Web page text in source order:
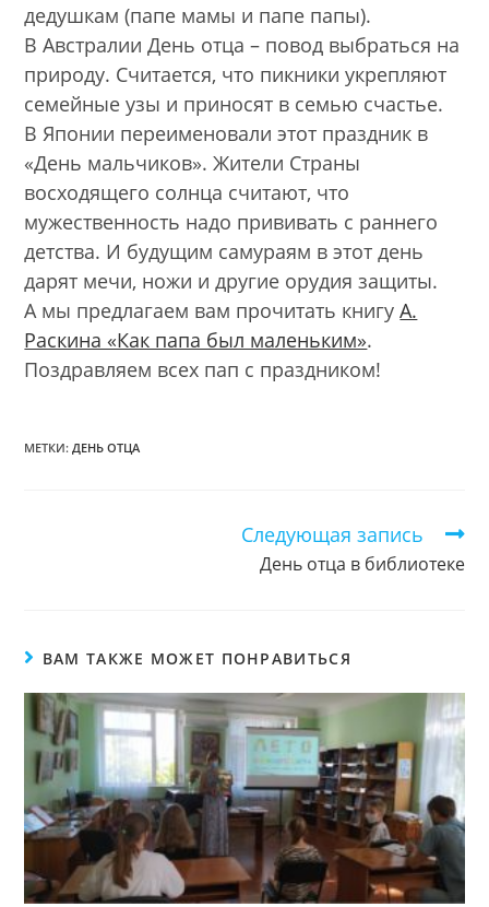
дедушкам (папе мамы и папе папы).
В Австралии День отца – повод выбраться на
природу. Считается, что пикники укрепляют
семейные узы и приносят в семью счастье.
В Японии переименовали этот праздник в
«День мальчиков». Жители Страны
восходящего солнца считают, что
мужественность надо прививать с раннего
детства. И будущим самураям в этот день
дарят мечи, ножи и другие орудия защиты.
А мы предлагаем вам прочитать книгуА.
Раскина «Как папа был маленьким».
Поздравляем всех пап с праздником!
МЕТКИ:ДЕНЬ ОТЦА
Следующая запись
День отца в библиотеке
ВАМ ТАКЖЕ МОЖЕТ ПОНРАВИТЬСЯ